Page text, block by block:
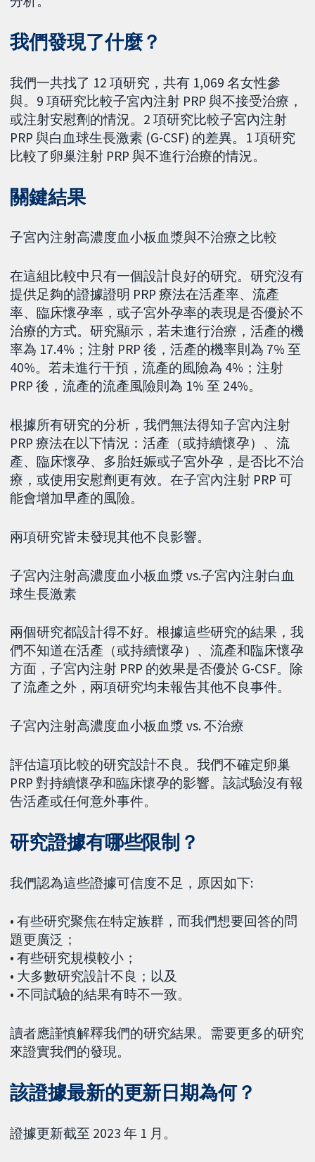
我們發現了什麼？
我們一共找了 12 項研究，共有 1,069 名女性參
與。9 項研究比較子宮內注射 PRP 與不接受治療，
或注射安慰劑的情況。2 項研究比較子宮內注射
PRP 與白血球生長激素 (G-CSF) 的差異。1 項研究
比較了卵巢注射 PRP 與不進行治療的情況。
關鍵結果
子宮內注射高濃度血小板血漿與不治療之比較
在這組比較中只有一個設計良好的研究。研究沒有
提供足夠的證據證明 PRP 療法在活產率、流產
率、臨床懷孕率，或子宮外孕率的表現是否優於不
治療的方式。研究顯示，若未進行治療，活產的機
率為 17.4%；注射 PRP 後，活產的機率則為 7% 至
40%。若未進行干預，流產的風險為 4%；注射
PRP 後，流產的流產風險則為 1% 至 24%。
根據所有研究的分析，我們無法得知子宮內注射
PRP 療法在以下情況：活產（或持續懷孕）、流
產、臨床懷孕、多胎妊娠或子宮外孕，是否比不治
療，或使用安慰劑更有效。在子宮內注射 PRP 可
能會增加早產的風險。
兩項研究皆未發現其他不良影響。
子宮內注射高濃度血小板血漿 vs.子宮內注射白血
球生長激素
兩個研究都設計得不好。根據這些研究的結果，我
們不知道在活產（或持續懷孕）、流產和臨床懷孕
方面，子宮內注射 PRP 的效果是否優於 G-CSF。除
了流產之外，兩項研究均未報告其他不良事件。
子宮內注射高濃度血小板血漿 vs. 不治療
評估這項比較的研究設計不良。我們不確定卵巢
PRP 對持續懷孕和臨床懷孕的影響。該試驗沒有報
告活產或任何意外事件。
研究證據有哪些限制？
我們認為這些證據可信度不足，原因如下:
• 有些研究聚焦在特定族群，而我們想要回答的問
題更廣泛；
• 有些研究規模較小；
• 大多數研究設計不良；以及
• 不同試驗的結果有時不一致。
讀者應謹慎解釋我們的研究結果。需要更多的研究
來證實我們的發現。
該證據最新的更新日期為何？
證據更新截至 2023 年 1 月。